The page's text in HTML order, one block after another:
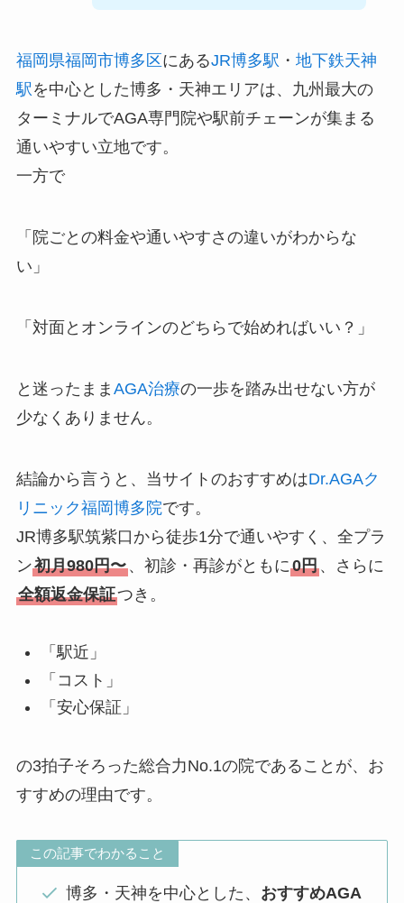
福岡県福岡市博多区 にあるJR博多駅 ・ 地下鉄天神
駅を中心とした博多・天神エリアは、九州最大の
ターミナルでAGA専門院や駅前チェーンが集まる
通いやすい立地です。
一方で
「院ごとの料金や通いやすさの違いがわからな
い」
「対面とオンラインのどちらで始めればいい？」
と迷ったまま AGA治療の一歩を踏み出せない方が
少なくありません。
結論から言うと、当サイトのおすすめはDr.AGAク
リニック福岡博多院です。
JR博多駅筑紫口から徒歩1分で通いやすく、全プラ
ン初月980円〜、初診・再診がともに0円、さらに
全額返金保証つき。
「駅近」
「コスト」
「安心保証」
の3拍子そろった総合力No.1の院であることが、お
すすめの理由です。
この記事でわかること
博多・天神を中心とした、 おすすめAGA